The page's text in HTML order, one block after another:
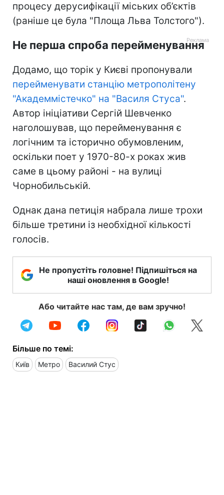
процесу дерусифікації міських об’єктів
(раніше це була "Площа Льва Толстого").
Не перша спроба перейменування
Додамо, що торік у Києві пропонували
перейменувати станцію метрополітену
"Академмістечко" на "Василя Стуса".
Автор ініціативи Сергій Шевченко
наголошував, що перейменування є
логічним та історично обумовленим,
оскільки поет у 1970-80-х роках жив
саме в цьому районі - на вулиці
Чорнобильській.
Однак дана петиція набрала лише трохи
більше третини із необхідної кількості
голосів.
Не пропустіть головне! Підпишіться на
наші оновлення в Google!
Або читайте нас там, де вам зручно!
Більше по темі:
Київ Метро Василий Стус